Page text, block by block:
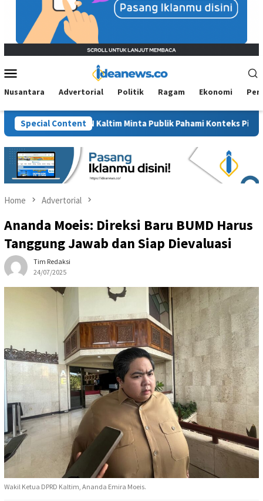
Menu
Nusantara Advertorial Politik Ragam Ekonomi
Special Content
BM PAN Kaltim Minta Publik Pahami Konteks Pidato Secara
Home Advertorial
Ananda Moeis: Direksi Baru BUMD Harus
Tanggung Jawab dan Siap Dievaluasi
Tim Redaksi
24/07/2025
Wakil Ketua DPRD Kaltim, Ananda Emira Moeis.